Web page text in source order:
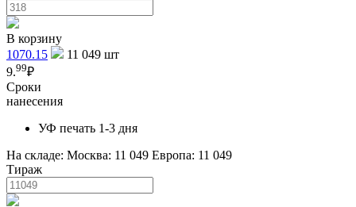
В корзину
1070.15
11 049 шт
9.99₽
Сроки
нанесения
УФ печать 1-3 дня
На складе: Москва: 11 049 Европа: 11 049
Тираж